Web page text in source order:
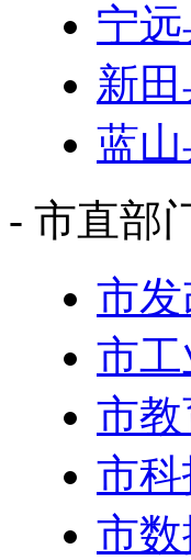
宁
新
蓝山
- 市直部
市
市
市
市
市